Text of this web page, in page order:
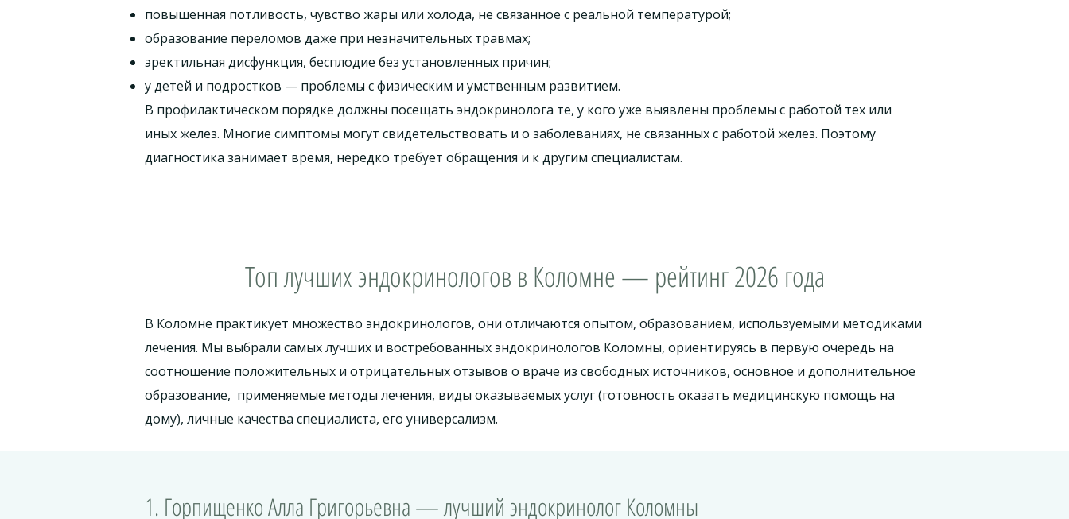
повышенная потливость, чувство жары или холода, не связанное с реальной температурой;
образование переломов даже при незначительных травмах;
эректильная дисфункция, бесплодие без установленных причин;
у детей и подростков — проблемы с физическим и умственным развитием.
В профилактическом порядке должны посещать эндокринолога те, у кого уже выявлены проблемы с работой тех или
иных желез. Многие симптомы могут свидетельствовать и о заболеваниях, не связанных с работой желез. Поэтому
диагностика занимает время, нередко требует обращения и к другим специалистам.
Топ лучших эндокринологов в Коломне — рейтинг 2026 года
В Коломне практикует множество эндокринологов, они отличаются опытом, образованием, используемыми методиками
лечения. Мы выбрали самых лучших и востребованных эндокринологов Коломны, ориентируясь в первую очередь на
соотношение положительных и отрицательных отзывов о враче из свободных источников, основное и дополнительное
образование, применяемые методы лечения, виды оказываемых услуг (готовность оказать медицинскую помощь на
дому), личные качества специалиста, его универсализм.
1. Горпищенко Алла Григорьевна — лучший эндокринолог Коломны